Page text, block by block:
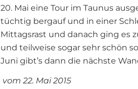
20. Mai eine Tour im Taunus
tüchtig bergauf und in einer
Mittagsrast und danach ging es
und teilweise sogar sehr schön
Juni gibt’s dann die nächste
vom 22. Mai 2015